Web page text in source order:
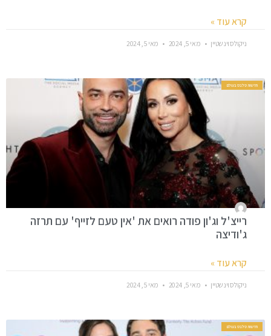
קרא עוד »
ניקולס וינשטיין מאי 5, 2024 מאי 5, 2024
חדשות סלבס בעולם
רייצ'ל וג'ון פודה רואים את 'אין טעם לזייף' עם תרזה
ג'ודיצה
קרא עוד »
ניקולס וינשטיין מאי 5, 2024 מאי 5, 2024
חדשות סלבס בעולם